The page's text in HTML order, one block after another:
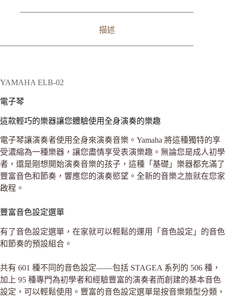
描述
YAMAHA ELB‑02
電子琴
這款輕巧的樂器讓您體驗使用全身演奏的樂趣
電子琴讓演奏者使用全身來演奏音樂。Yamaha 將這種獨特的享
受濃縮為一種樂器，讓您盡情享受表演樂趣。無論您是成人初學
者，還是剛想開始演奏音樂的孩子，這種「基礎」樂器都充滿了
豐富音色和節奏，響應您的演奏慾望。全新的音樂之旅就在您家
啟程。
豐富音色設定選單
有了音色設定選單，在家就可以輕鬆的運用「音色設定」的音色
和節奏的預設組合。
共有 601 種不同的音色設定——包括 STAGEA 系列的 506 種，
加上 95 種專門為初學者和經驗豐富的演奏者而創建的基本音色
設定，可以輕鬆使用。豐富的音色設定選單是按音樂類型分類，